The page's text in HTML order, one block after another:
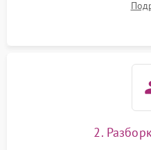
Оценка работы лидара,
2.